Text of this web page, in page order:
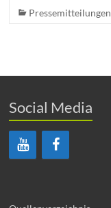
Pressemitteilungen
Social Media